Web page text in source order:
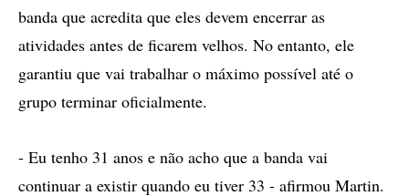
banda que acredita que eles devem encerrar as
atividades antes de ficarem velhos. No entanto, ele
garantiu que vai trabalhar o máximo possível até o
grupo terminar oficialmente.
- Eu tenho 31 anos e não acho que a banda vai
continuar a existir quando eu tiver 33 - afirmou Martin.